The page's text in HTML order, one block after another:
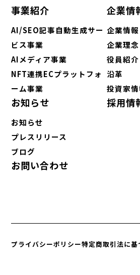
事業紹介
AI/SEO記事自動生成サー
ビス事業
AIメディア事業
NFT連携ECプラットフォ
ーム事業
企業情
企業情報
企業理念
役員紹介
沿革
投資家情
お知らせ
お知らせ
プレスリリース
ブログ
採用情
お問い合わせ
プライバシーポリシー特定商取引法に基